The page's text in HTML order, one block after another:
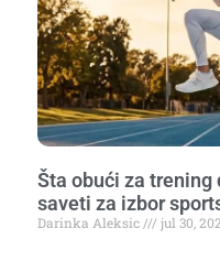
Šta obući za trening
saveti za izbor
Darinka Aleksic jul 30,